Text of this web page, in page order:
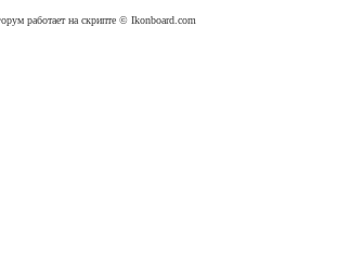
работает на скрипте © Ikonboard.com